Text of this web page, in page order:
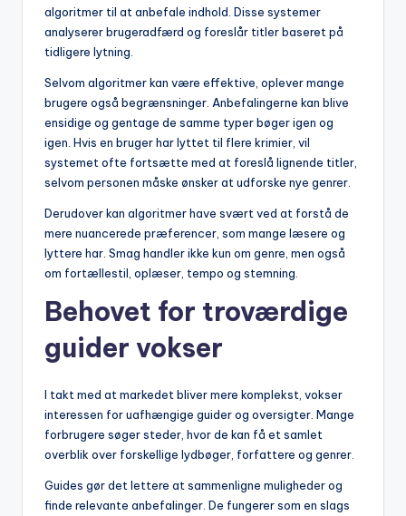
algoritmer til at anbefale indhold. Disse systemer
analyserer brugeradfærd og foreslår titler baseret på
tidligere lytning.
Selvom algoritmer kan være effektive, oplever mange
brugere også begrænsninger. Anbefalingerne kan blive
ensidige og gentage de samme typer bøger igen og
igen. Hvis en bruger har lyttet til flere krimier, vil
systemet ofte fortsætte med at foreslå lignende titler,
selvom personen måske ønsker at udforske nye genrer.
Derudover kan algoritmer have svært ved at forstå de
mere nuancerede præferencer, som mange læsere og
lyttere har. Smag handler ikke kun om genre, men også
om fortællestil, oplæser, tempo og stemning.
Behovet for troværdige
guider vokser
I takt med at markedet bliver mere komplekst, vokser
interessen for uafhængige guider og oversigter. Mange
forbrugere søger steder, hvor de kan få et samlet
overblik over forskellige lydbøger, forfattere og genrer.
Guides gør det lettere at sammenligne muligheder og
finde relevante anbefalinger. De fungerer som en slags